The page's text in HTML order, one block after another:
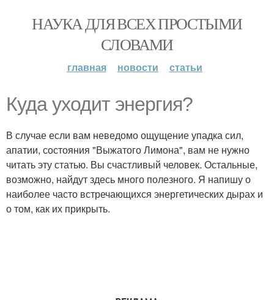
НАУКА ДЛЯ ВСЕХ ПРОСТЫМИ
СЛОВАМИ
главная новости статьи
Куда уходит энергия?
В случае если вам неведомо ощущение упадка сил,
апатии, состояния "Выжатого Лимона", вам не нужно
читать эту статью. Вы счастливый человек. Остальные,
возможно, найдут здесь много полезного. Я напишу о
наиболее часто встречающихся энергетических дырах и
о том, как их прикрыть.